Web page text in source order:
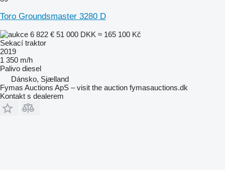
Toro Groundsmaster 3280 D
6 822 € 51 000 DKK ≈ 165 100 Kč
Sekací traktor
2019
1 350 m/h
Palivo diesel
Dánsko, Sjælland
Fymas Auctions ApS – visit the auction fymasauctions.dk
Kontakt s dealerem